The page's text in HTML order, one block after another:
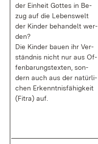
der Ein­heit Got­tes in Be­
zug auf die Le­bens­welt
der Kin­der be­han­delt wer­
den?
Die Kin­der bau­en ihr Ver­
ständ­nis nicht nur aus Of­
fen­ba­rungs­tex­ten, son­
dern auch aus der na­tür­li­
chen Er­kennt­nis­fä­hig­keit
(Fi­tra) auf.